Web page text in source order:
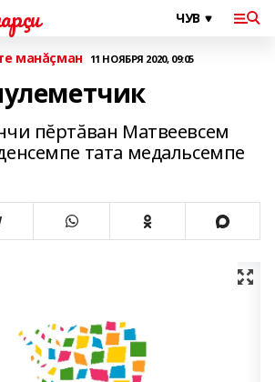
манăçман 11 НОЯБРЯ 2020, 09:05
пĕртăван Матвеевсем
тата медальсемпе